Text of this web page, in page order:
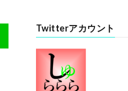
Twitterアカウント